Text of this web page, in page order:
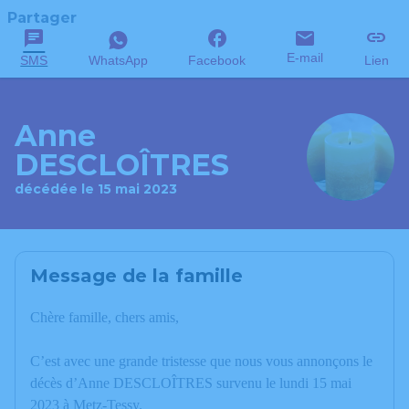
Partager
SMS WhatsApp Facebook E-mail Lien
Anne
DESCLOÎTRES
décédée le 15 mai 2023
Message de la famille
Chère famille, chers amis,
C’est avec une grande tristesse que nous vous annonçons le
décès d’Anne DESCLOÎTRES survenu le lundi 15 mai
2023 à Metz-Tessy.